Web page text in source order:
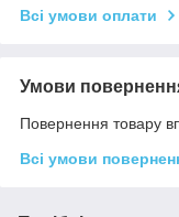
Всі умови оплати
Умови
Повернення товару
Всі умови